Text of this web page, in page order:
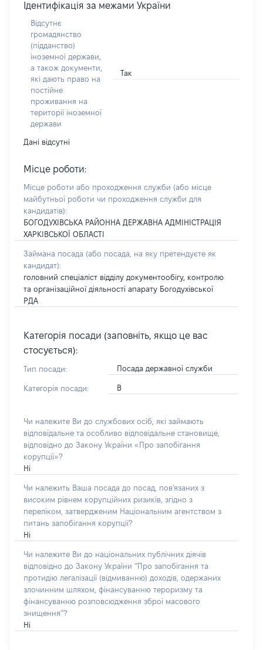
Ідентифікація за межами України
Відсутнє
громадянство
(підданство)
іноземної держави,
а також документи,
які дають право на
постійне
проживання на
території іноземної
держави
Так
Дані відсутні
Місце роботи:
Місце роботи або проходження служби (або місце
майбутньої роботи чи проходження служби для
кандидатів):
БОГОДУХІВСЬКА РАЙОННА ДЕРЖАВНА АДМІНІСТРАЦІЯ
ХАРКІВСЬКОЇ ОБЛАСТІ
Займана посада (або посада, на яку претендуєте як
кандидат):
головний спеціаліст відділу документообігу, контролю
та організаційної діяльності апарату Богодухівської
РДА
Категорія посади (заповніть, якщо це вас
стосується):
Тип посади: Посада державної служби
Категорія посади: В
Чи належите Ви до службових осіб, які займають
відповідальне та особливо відповідальне становище,
відповідно до Закону України «Про запобігання
корупції»?
Ні
Чи належить Ваша посада до посад, пов'язаних з
високим рівнем корупційних ризиків, згідно з
переліком, затвердженим Національним агентством з
питань запобігання корупції?
Ні
Чи належите Ви до національних публічних діячів
відповідно до Закону України “Про запобігання та
протидію легалізації (відмиванню) доходів, одержаних
злочинним шляхом, фінансуванню тероризму та
фінансуванню розповсюдження зброї масового
знищення”?
Ні